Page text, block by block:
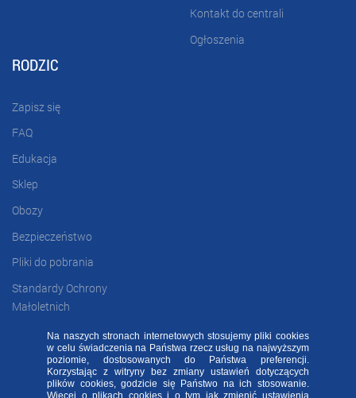
Kontakt do centrali
Ogłoszenia
RODZIC
Zapisz się
FAQ
Edukacja
Sklep
Obozy
Bezpieczeństwo
Pliki do pobrania
Standardy Ochrony
Małoletnich
FAQ RODO FA Regulamin
Kontakt
Deklaracja dostępności
Na naszych stronach internetowych stosujemy pliki cookies
w celu świadczenia na Państwa rzecz usług na najwyższym
poziomie, dostosowanych do Państwa preferencji.
Korzystając z witryny bez zmiany ustawień dotyczących
plików cookies, godzicie się Państwo na ich stosowanie.
Więcej o plikach cookies i o tym jak zmienić ustawienia